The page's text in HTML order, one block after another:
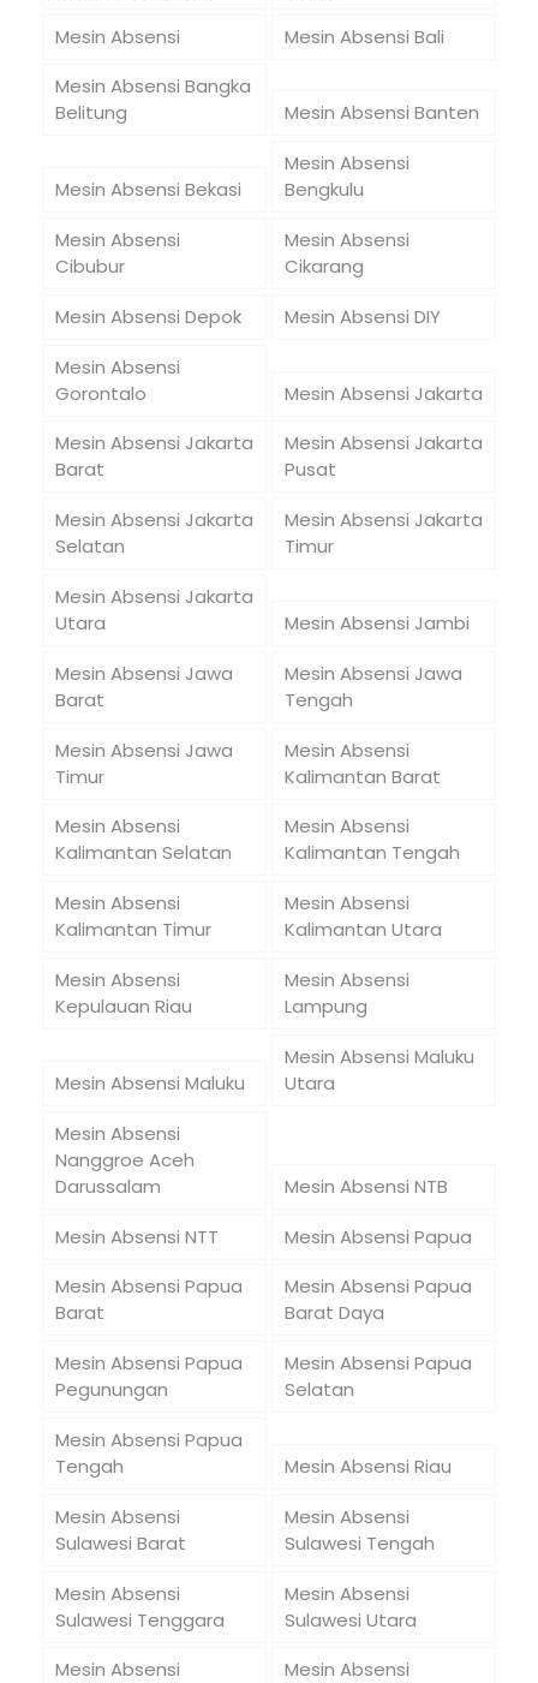
Mesin Absensi
Mesin Absensi Bali
Mesin Absensi Bangka
Belitung
Mesin Absensi Banten
Mesin Absensi Bekasi
Mesin Absensi
Bengkulu
Mesin Absensi
Cibubur
Mesin Absensi
Cikarang
Mesin Absensi Depok
Mesin Absensi DIY
Mesin Absensi
Gorontalo
Mesin Absensi Jakarta
Mesin Absensi Jakarta
Barat
Mesin Absensi Jakarta
Pusat
Mesin Absensi Jakarta
Selatan
Mesin Absensi Jakarta
Timur
Mesin Absensi Jakarta
Utara
Mesin Absensi Jambi
Mesin Absensi Jawa
Barat
Mesin Absensi Jawa
Tengah
Mesin Absensi Jawa
Timur
Mesin Absensi
Kalimantan Barat
Mesin Absensi
Kalimantan Selatan
Mesin Absensi
Kalimantan Tengah
Mesin Absensi
Kalimantan Timur
Mesin Absensi
Kalimantan Utara
Mesin Absensi
Kepulauan Riau
Mesin Absensi
Lampung
Mesin Absensi Maluku
Mesin Absensi Maluku
Utara
Mesin Absensi
Nanggroe Aceh
Darussalam
Mesin Absensi NTB
Mesin Absensi NTT
Mesin Absensi Papua
Mesin Absensi Papua
Barat
Mesin Absensi Papua
Barat Daya
Mesin Absensi Papua
Pegunungan
Mesin Absensi Papua
Selatan
Mesin Absensi Papua
Tengah
Mesin Absensi Riau
Mesin Absensi
Sulawesi Barat
Mesin Absensi
Sulawesi Tengah
Mesin Absensi
Sulawesi Tenggara
Mesin Absensi
Sulawesi Utara
Mesin Absensi
Mesin Absensi